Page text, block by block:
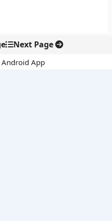
Next Page
Android App